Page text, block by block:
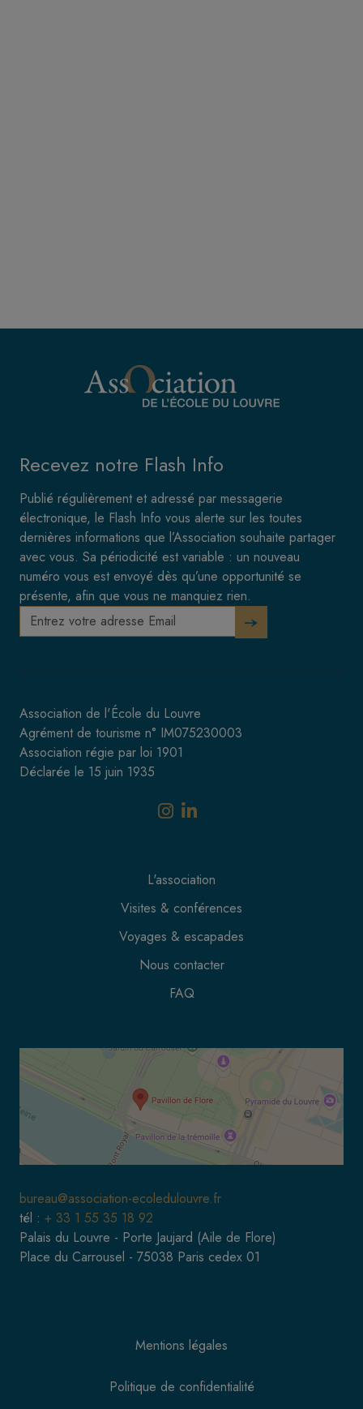
Recevez notre Flash Info
Publié régulièrement et adressé par messagerie
électronique, le Flash Info vous alerte sur les toutes
dernières informations que l’Association souhaite partager
avec vous. Sa périodicité est variable : un nouveau
numéro vous est envoyé dès qu’une opportunité se
présente, afin que vous ne manquiez rien.
Association de l'École du Louvre
Agrément de tourisme n° IM075230003
Association régie par loi 1901
Déclarée le 15 juin 1935
L'association
Visites & conférences
Voyages & escapades
Nous contacter
FAQ
bureau@association-ecoledulouvre.fr
tél : + 33 1 55 35 18 92
Palais du Louvre - Porte Jaujard (Aile de Flore)
Place du Carrousel - 75038 Paris cedex 01
Mentions légales
Politique de confidentialité